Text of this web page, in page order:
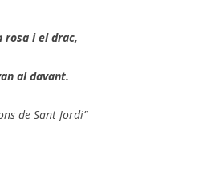
rosa i el drac,
al davant.
de Sant Jordi”